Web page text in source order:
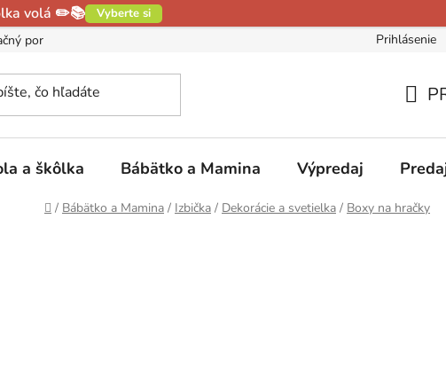
volá ✏️📚 Vyberte si
poriadok Kontakty
Prihlásenie
a škôlka Bábätko a Mamina Výpredaj
Domov
/ Bábätko a Mamina / Izbička / Dekorácie a svetielka / Boxy na hračky